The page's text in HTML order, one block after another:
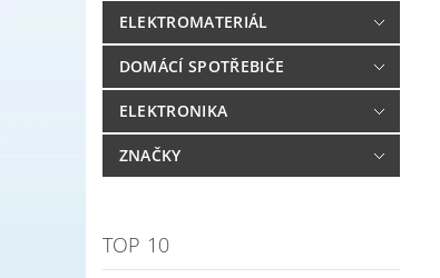
ELEKTROMATERIÁL
DOMÁCÍ SPOTŘEBIČE
ELEKTRONIKA
ZNAČKY
TOP 10